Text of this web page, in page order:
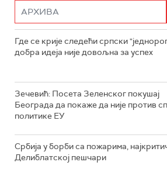
Где се крије следећи српски
добра идеја није довољна за успех
Зечевић: Посета Зеленског покушај
Београда да покаже да није против
политике ЕУ
Србија у борби са пожарима,
Делиблатској пешчари